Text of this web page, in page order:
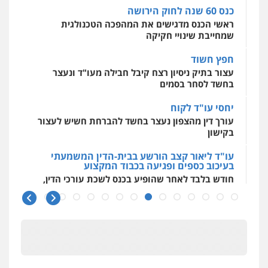
ראשי הכנס מדגישים את המהפכה הטכנולגית
שמחייבת שינויי חקיקה
עצור בתיק ניסיון רצח קיבל חבילה מעו"ד ונעצר
בחשד לסחר בסמים
עורך דין מהצפון נעצר בחשד להברחת חשיש לעצור
בקישון
בעיכוב כספים ופגיעה בכבוד המקצוע
חודש בלבד לאחר שהופיע בכנס לשכת עורכי הדין,
קצב הורשע